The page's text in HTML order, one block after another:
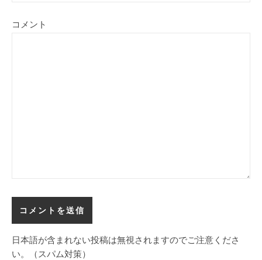
コメント
日本語が含まれない投稿は無視されますのでご注意くださ
い。（スパム対策）